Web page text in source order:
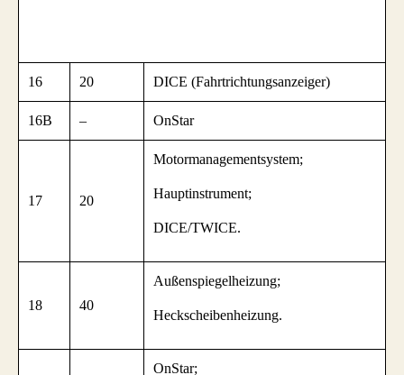
16 20 DICE (Fahrtrichtungsanzeiger)
16B – OnStar
17 20
Motormanagementsystem;
Hauptinstrument;
DICE/TWICE.
18 40
Außenspiegelheizung;
Heckscheibenheizung.
OnStar;